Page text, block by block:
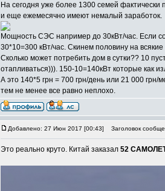
На сегодня уже более 1300 семей фактически
и еще ежемесячно имеют немалый заработок.
Мощность СЭС например до 30кВт/час. Если
30*10=300 кВт/час. Скинем половину на
Сколько может потребить дом в сутки?? 10
отапливаться))). 150-10=140кВт которые как
А это 140*5 грн = 700 грн/день или 21 000
тем не менее все равно неплохо.
Добавлено: 27 Июн 2017 [00:43] Заголовок
Это реально круто. Китай заказал 52